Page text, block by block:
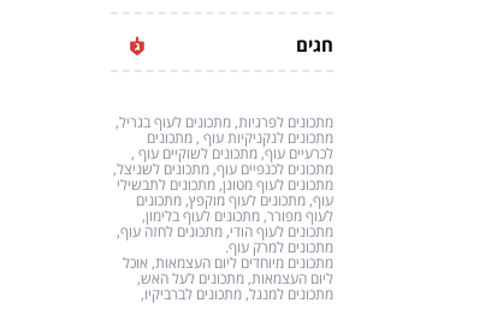
חגים
מתכונים לפרגיות, מתכונים לעוף בגריל,
מתכונים לנקניקיות עוף , מתכונים
לכרעיים עוף, מתכונים לשוקיים עוף ,
מתכונים לכנפיים עוף, מתכונים לשניצל,
מתכונים לעוף מטוגן, מתכונים לתבשילי
עוף, מתכונים לעוף מוקפץ, מתכונים
לעוף מפורר, מתכונים לעוף בלימון,
מתכונים לעוף הודי, מתכונים לחזה עוף,
מתכונים למרק עוף.
מתכונים מיוחדים ליום העצמאות, אוכל
ליום העצמאות, מתכונים לעל האש,
מתכונים למנגל, מתכונים לברביקיו,